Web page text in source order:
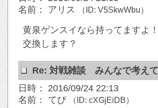
名前： アリス
（ID: V5SkwWbu）
黄泉ゲンスイなら持ってますよ！
交換します？
Re: 対戦雑談 みんなで考え
日時： 2016/09/24 22:13
名前： てぴ
（ID: cXGjEiDB）